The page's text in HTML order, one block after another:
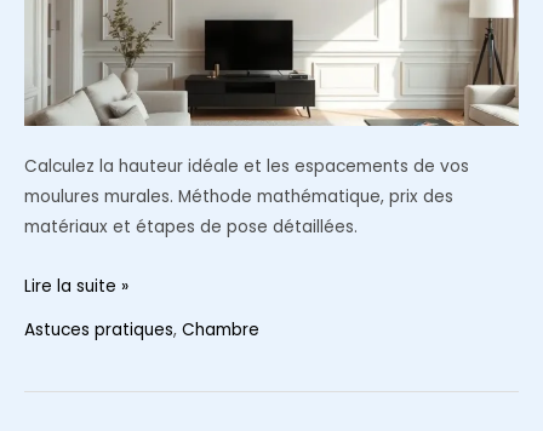
Calculez la hauteur idéale et les espacements de vos
moulures murales. Méthode mathématique, prix des
matériaux et étapes de pose détaillées.
Mur
Lire la suite »
Astuces pratiques, Chambre